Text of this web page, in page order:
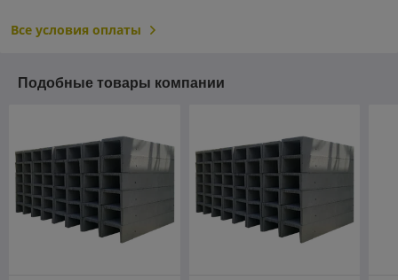
Все условия оплаты
Подобные товары компании